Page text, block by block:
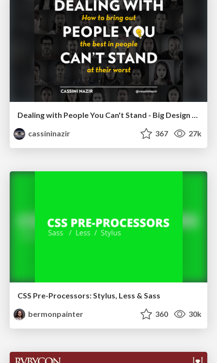
Dealing with People You Can't Stand - Big Design 2015
cassininazir
367 27k
CSS Pre-Processors: Stylus, Less & Sass
bermonpainter
360 30k